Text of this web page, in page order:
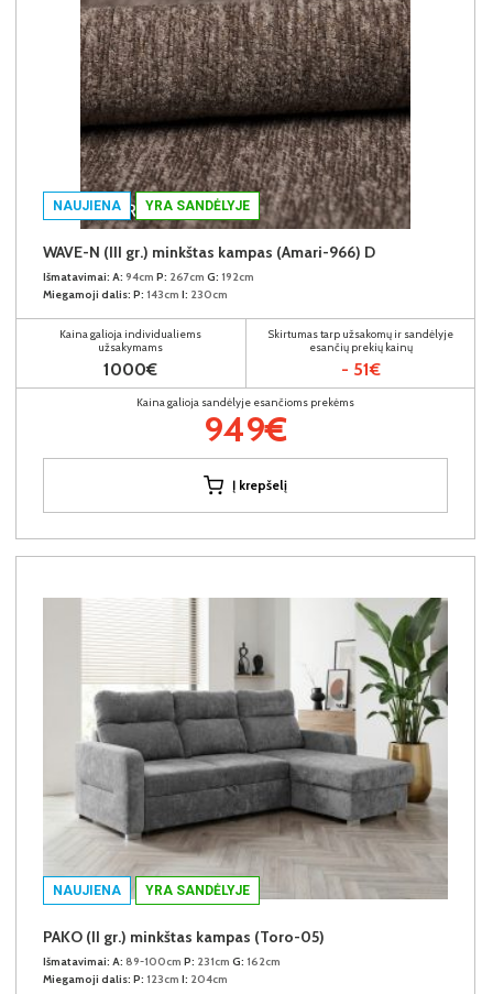
NAUJIENA YRA SANDĖLYJE
WAVE-N (III gr.) minkštas kampas (Amari-966) D
Išmatavimai: A: 94cm P: 267cm G: 192cm
Miegamoji dalis: P: 143cm I: 230cm
Kaina galioja individualiems
užsakymams
1000€
Skirtumas tarp užsakomų ir sandėlyje
esančių prekių kainų
- 51€
Kaina galioja sandėlyje esančioms prekėms
949€
Į krepšelį
NAUJIENA YRA SANDĖLYJE
PAKO (II gr.) minkštas kampas (Toro-05)
Išmatavimai: A: 89-100cm P: 231cm G: 162cm
Miegamoji dalis: P: 123cm I: 204cm